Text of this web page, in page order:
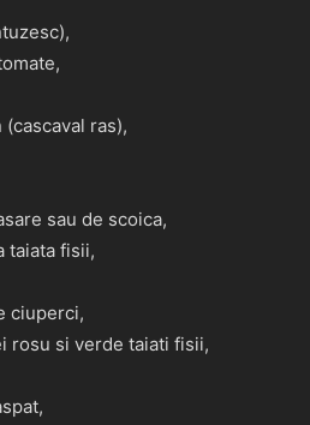
ras),
sau de scoica,
taiata fisii,
ciuperci,
rosu si verde taiati fisii,